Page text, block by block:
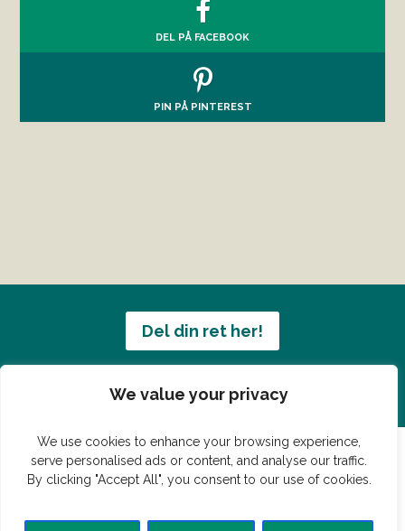
We value your privacy
We use cookies to enhance your browsing experience,
serve personalised ads or content, and analyse our traffic.
By clicking "Accept All", you consent to our use of cookies.
DEL PÅ FACEBOOK
PIN PÅ PINTEREST
Del din ret her!
Har du en konge ret du vil dele?
© Vildmedmad.dk 2019. God og nem mad!